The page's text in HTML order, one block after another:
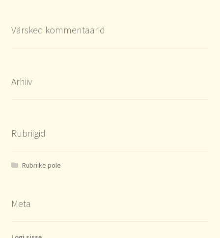
Värsked kommentaarid
Arhiiv
Rubriigid
Rubriike pole
Meta